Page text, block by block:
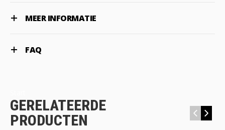
MEER INFORMATIE
FAQ
GERELATEERDE
PRODUCTEN
‹ ›